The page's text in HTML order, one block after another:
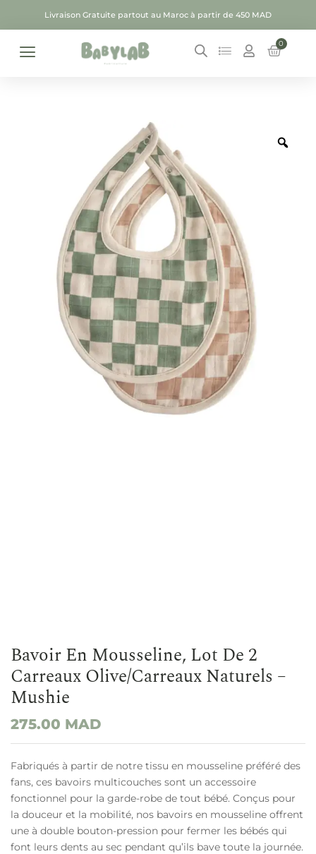
Livraison Gratuite partout au Maroc à partir de 450 MAD
0
Bavoir En Mousseline, Lot De 2
Carreaux Olive/Carreaux Naturels –
Mushie
275.00 MAD
Fabriqués à partir de notre tissu en mousseline préféré des
fans, ces bavoirs multicouches sont un accessoire
fonctionnel pour la garde-robe de tout bébé. Conçus pour
la douceur et la mobilité, nos bavoirs en mousseline offrent
une à double bouton-pression pour fermer les bébés qui
font leurs dents au sec pendant qu’ils bave toute la journée.